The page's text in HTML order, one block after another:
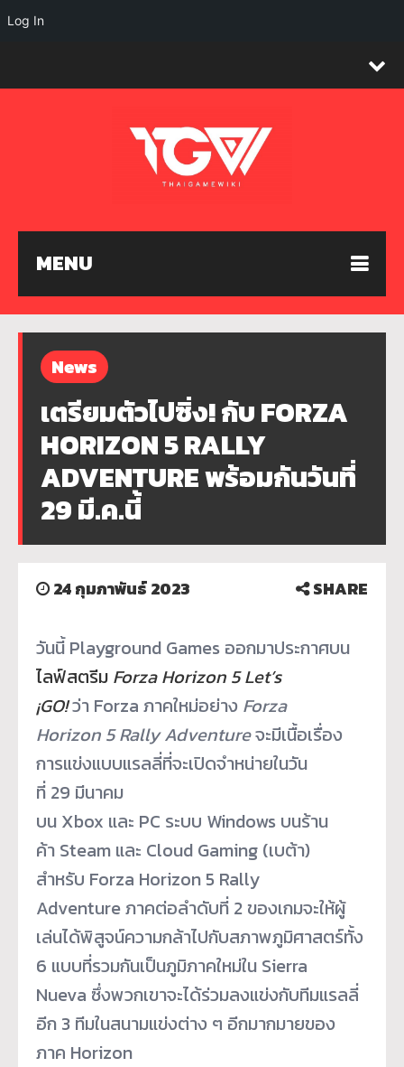
MENU
News
เตรียมตัวไปซิ่ง! กับ FORZA
HORIZON 5 RALLY
ADVENTURE พร้อมกันวันที่
29 มี.ค.นี้
24 กุมภาพันธ์ 2023 SHARE
วันนี้ Playground Games ออกมาประกาศบน
ไลฟ์สตรีม Forza Horizon 5 Let’s
¡GO!ว่า Forza ภาคใหม่อย่าง Forza
Horizon 5 Rally Adventureจะมีเนื้อเรื่อง
การแข่งแบบแรลลี่ที่จะเปิดจำหน่ายในวัน
ที่ 29 มีนาคม
บน Xbox และ PC ระบบ Windows บนร้าน
ค้า Steam และ Cloud Gaming (เบต้า)
สำหรับ Forza Horizon 5 Rally
Adventure ภาคต่อลำดับที่ 2 ของเกมจะให้ผู้
เล่นได้พิสูจน์ความกล้าไปกับสภาพภูมิศาสตร์ทั้ง
6 แบบที่รวมกันเป็นภูมิภาคใหม่ใน Sierra
Nueva ซึ่งพวกเขาจะได้ร่วมลงแข่งกับทีมแรลลี่
อีก 3 ทีมในสนามแข่งต่าง ๆ อีกมากมายของ
ภาค Horizon
Log In